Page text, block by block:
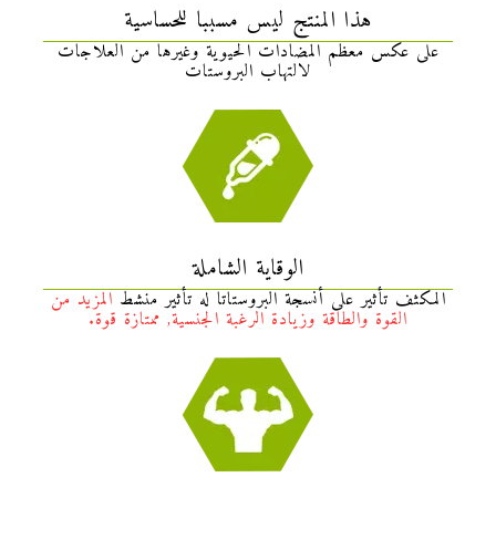
هذا المنتج ليس مسببا للحساسية
على عكس معظم المضادات الحيوية وغيرها من العلاجات
لالتهاب البروستات
الوقاية الشاملة
المكثف تأثير على أنسجة البروستاتا له تأثير منشطالمزيد من
القوة والطاقة وزيادة الرغبة الجنسية, ممتازة قوة.